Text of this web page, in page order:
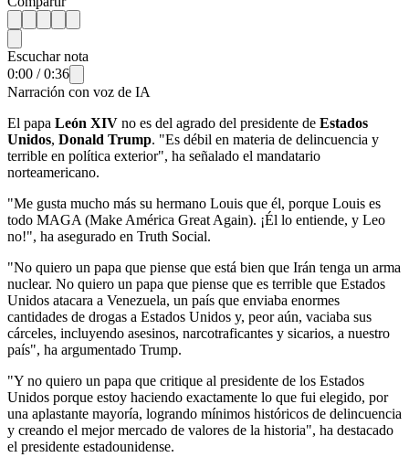
Escuchar nota
0:00 /0:36
Narración con voz de IA
El papa León XIV no es del agrado del presidente de Estados
Unidos, Donald Trump. "Es débil en materia de delincuencia y
terrible en política exterior", ha señalado el mandatario
norteamericano.
"Me gusta mucho más su hermano Louis que él, porque Louis es
todo MAGA (Make América Great Again). ¡Él lo entiende, y Leo
no!", ha asegurado en Truth Social.
"No quiero un papa que piense que está bien que Irán tenga un arma
nuclear. No quiero un papa que piense que es terrible que Estados
Unidos atacara a Venezuela, un país que enviaba enormes
cantidades de drogas a Estados Unidos y, peor aún, vaciaba sus
cárceles, incluyendo asesinos, narcotraficantes y sicarios, a nuestro
país", ha argumentado Trump.
"Y no quiero un papa que critique al presidente de los Estados
Unidos porque estoy haciendo exactamente lo que fui elegido, por
una aplastante mayoría, logrando mínimos históricos de delincuencia
y creando el mejor mercado de valores de la historia", ha destacado
el presidente estadounidense.